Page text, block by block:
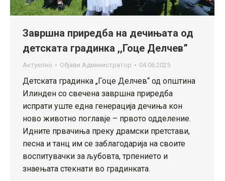
Завршна приредба на дечињата од
детската градинка ,,Гоце Делчев”
Актуелно Објави Администратор 04.06.2025
Детската градинка „Гоце Делчев“ од општина
Илинден со свечена завршна приредба
испрати уште една генерација дечиња кон
ново животно поглавје – првото одделение.
Идните првачиња преку драмски претстави,
песна и танц им се заблагодарија на своите
воспитувачки за љубовта, трпението и
знаењата стекнати во градинката.